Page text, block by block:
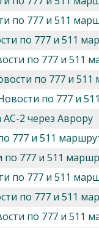
по 777 и 511
по 777 и 511
по 777 и 511
по 777 и
по 777 и
АС-2 через Аврору
777 и 511
по 777 и 511
по 777 и 511
по 777 и 511
по 777 и 511